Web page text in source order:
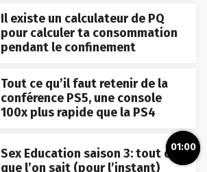
Il existe un calculateur de PQ
pour calculer ta consommation
pendant le confinement
Tout ce qu’il faut retenir de la
conférence PS5, une console
100x plus rapide que la PS4
Sex Education saison 3: tout ce
que l’on sait (pour l’instant)
01:00